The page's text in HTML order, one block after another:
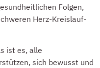
Folgen,
Herz-Kreislauf-
ist es, alle
sich bewusst und